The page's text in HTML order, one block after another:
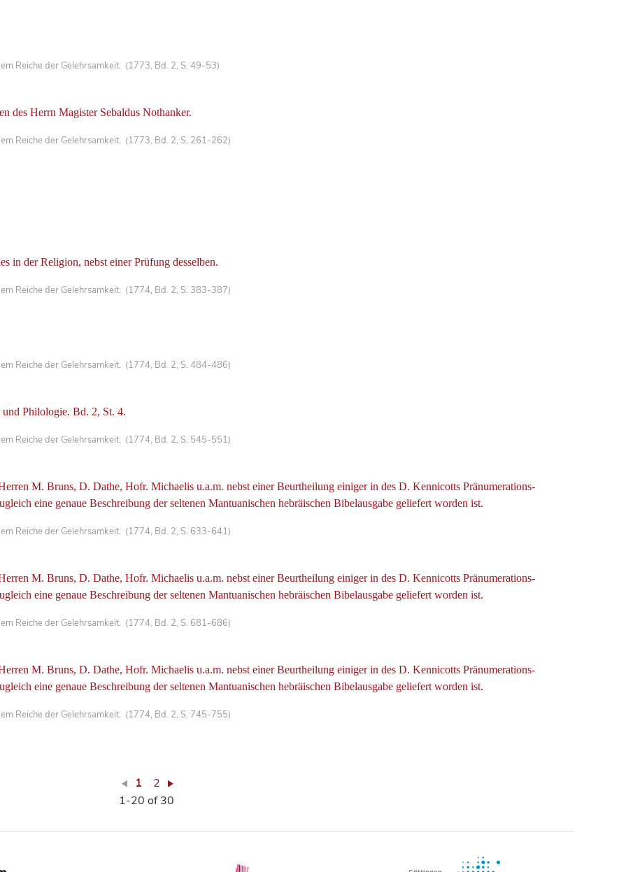
Reiche der Gelehrsamkeit. (1773, Bd. 2, S. 49-53)
des Herrn Magister Sebaldus Nothanker.
Reiche der Gelehrsamkeit. (1773, Bd. 2, S. 261-262)
in der Religion, nebst einer Prüfung desselben.
Reiche der Gelehrsamkeit. (1774, Bd. 2, S. 383-387)
Reiche der Gelehrsamkeit. (1774, Bd. 2, S. 484-486)
und Philologie. Bd. 2, St. 4.
Reiche der Gelehrsamkeit. (1774, Bd. 2, S. 545-551)
M. Bruns, D. Dathe, Hofr. Michaelis u.a.m. nebst einer Beurtheilung einiger in des D. Kennicotts Pränumerations-
eine genaue Beschreibung der seltenen Mantuanischen hebräischen Bibelausgabe geliefert worden ist.
Reiche der Gelehrsamkeit. (1774, Bd. 2, S. 633-641)
M. Bruns, D. Dathe, Hofr. Michaelis u.a.m. nebst einer Beurtheilung einiger in des D. Kennicotts Pränumerations-
eine genaue Beschreibung der seltenen Mantuanischen hebräischen Bibelausgabe geliefert worden ist.
Reiche der Gelehrsamkeit. (1774, Bd. 2, S. 681-686)
M. Bruns, D. Dathe, Hofr. Michaelis u.a.m. nebst einer Beurtheilung einiger in des D. Kennicotts Pränumerations-
eine genaue Beschreibung der seltenen Mantuanischen hebräischen Bibelausgabe geliefert worden ist.
Reiche der Gelehrsamkeit. (1774, Bd. 2, S. 745-755)
1
2
1-20 of 30